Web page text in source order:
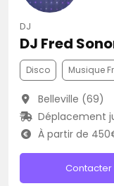
DJ
DJ Fred
Disco Musique
Belleville (69)
Déplacement
À partir de
Contacter